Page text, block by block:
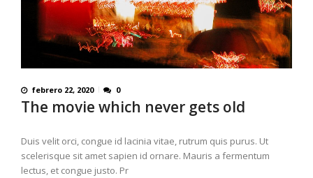
febrero 22, 2020 0
The movie which never gets old
Duis velit orci, congue id lacinia vitae, rutrum quis purus. Ut
scelerisque sit amet sapien id ornare. Mauris a fermentum
lectus, et congue justo. Pr